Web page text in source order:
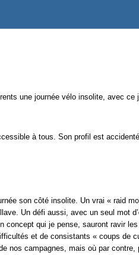
une journée vélo insolite, avec ce
à tous. Son profil est
son côté insolite. Un vrai « raid
Un défi aussi, avec un seul mot
qui je pense, sauront ravir
et de consistants « coups de
nos campagnes, mais où par contre,